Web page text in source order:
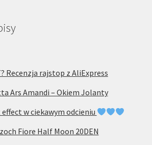
Recenzja rajstop z AliExpress
Ars Amandi – Okiem Jolanty
w ciekawym odcieniu
Fiore Half Moon 20DEN